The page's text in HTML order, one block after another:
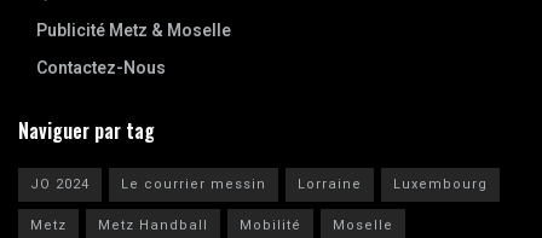
Publicité Metz & Moselle
Contactez-Nous
Naviguer par tag
JO 2024 Le courrier messin Lorraine
Luxembourg
Metz
Metz Handball Mobilité
Moselle